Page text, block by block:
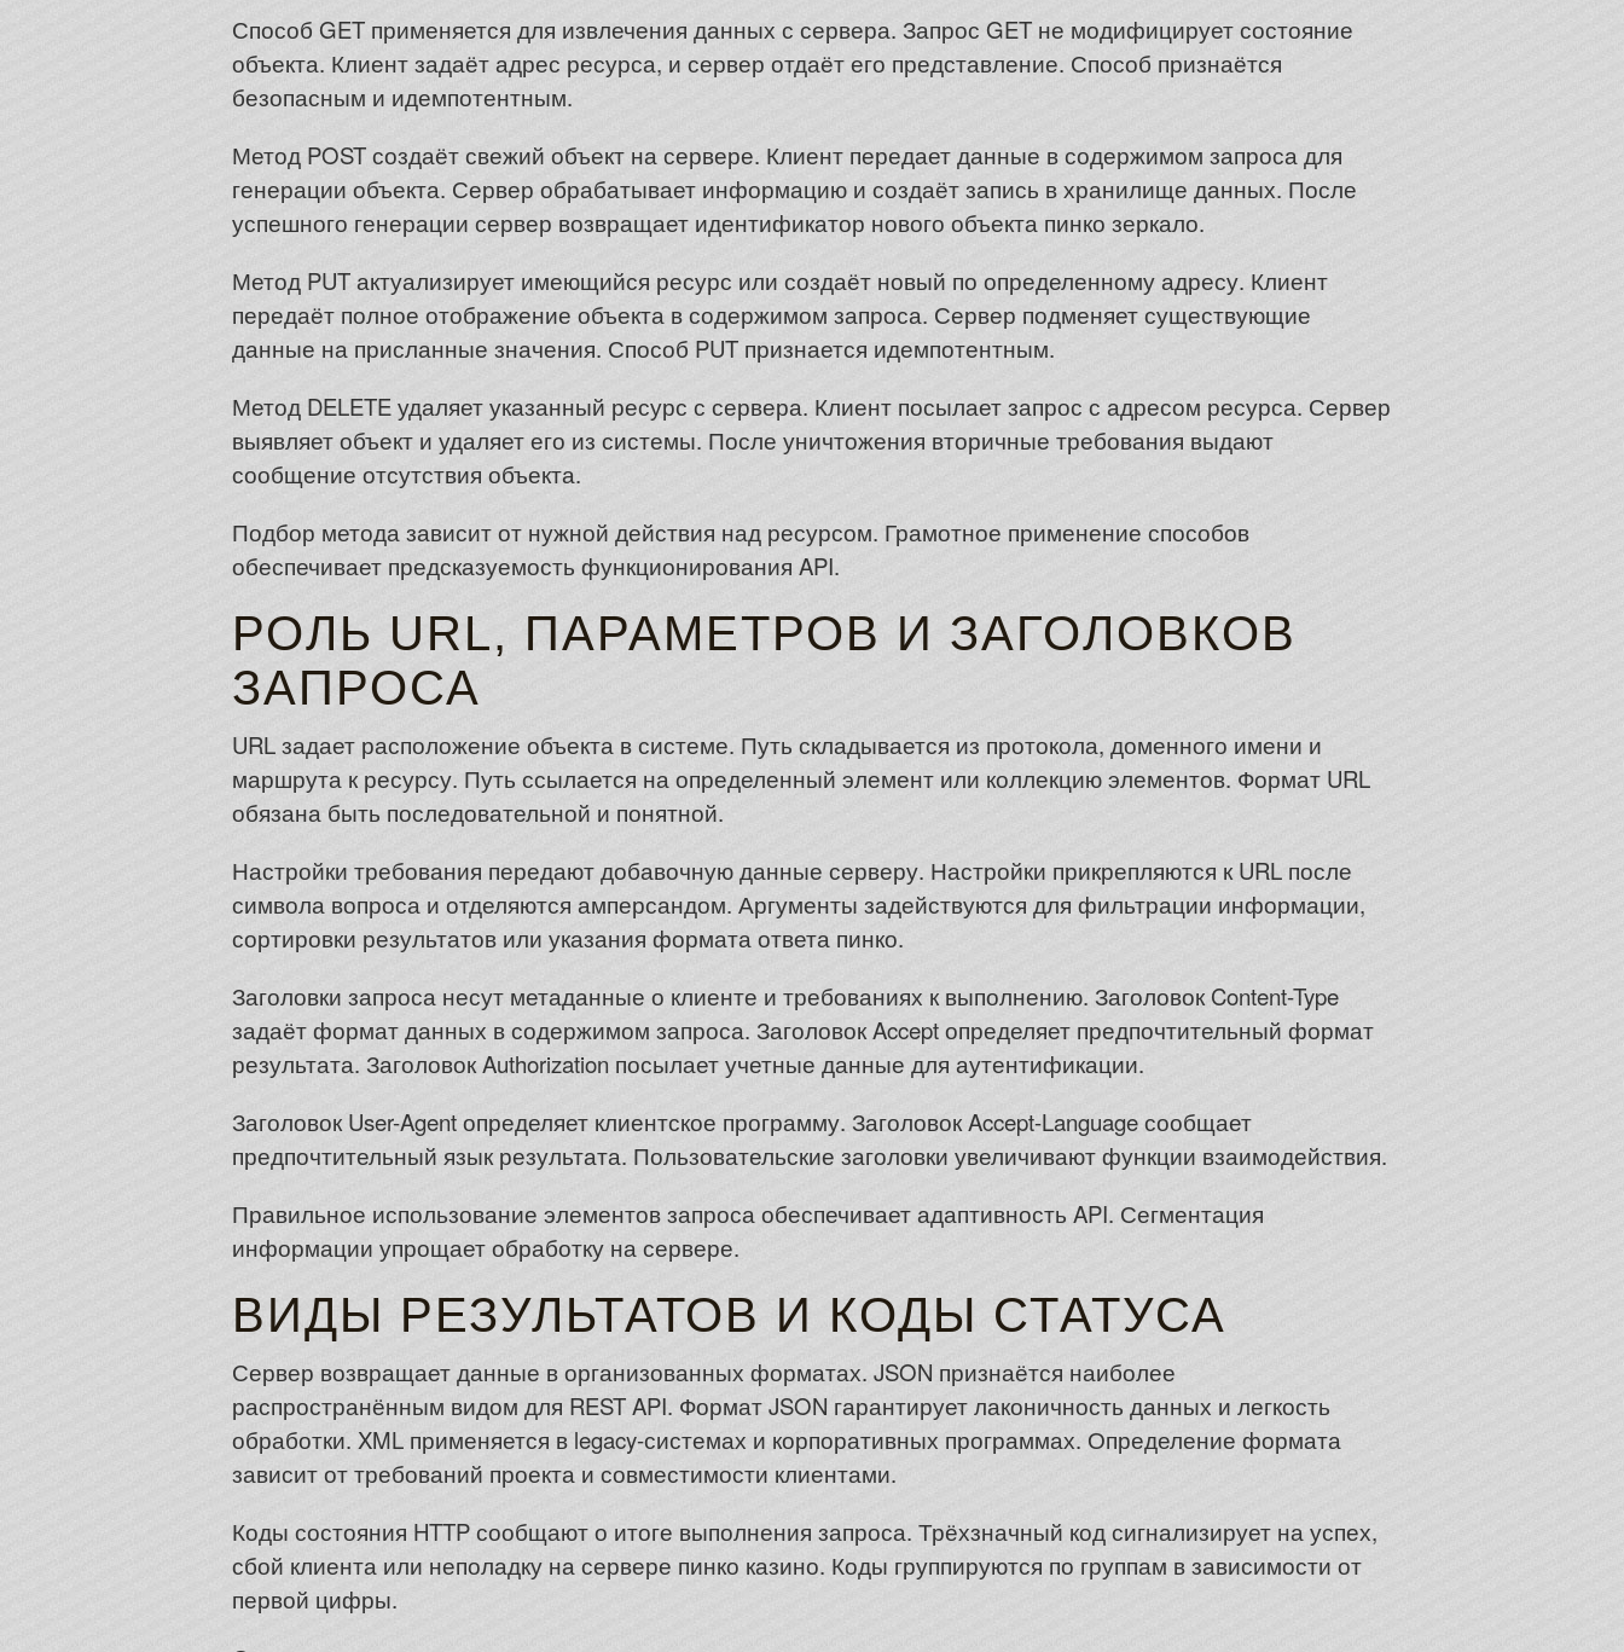
Способ GET применяется для извлечения данных с сервера. Запрос GET не модифицирует состояние
объекта. Клиент задаёт адрес ресурса, и сервер отдаёт его представление. Способ признаётся
безопасным и идемпотентным.
Метод POST создаёт свежий объект на сервере. Клиент передает данные в содержимом запроса для
генерации объекта. Сервер обрабатывает информацию и создаёт запись в хранилище данных. После
успешного генерации сервер возвращает идентификатор нового объекта пинко зеркало.
Метод PUT актуализирует имеющийся ресурс или создаёт новый по определенному адресу. Клиент
передаёт полное отображение объекта в содержимом запроса. Сервер подменяет существующие
данные на присланные значения. Способ PUT признается идемпотентным.
Метод DELETE удаляет указанный ресурс с сервера. Клиент посылает запрос с адресом ресурса. Сервер
выявляет объект и удаляет его из системы. После уничтожения вторичные требования выдают
сообщение отсутствия объекта.
Подбор метода зависит от нужной действия над ресурсом. Грамотное применение способов
обеспечивает предсказуемость функционирования API.
РОЛЬ URL, ПАРАМЕТРОВ И ЗАГОЛОВКОВ
ЗАПРОСА
URL задает расположение объекта в системе. Путь складывается из протокола, доменного имени и
маршрута к ресурсу. Путь ссылается на определенный элемент или коллекцию элементов. Формат URL
обязана быть последовательной и понятной.
Настройки требования передают добавочную данные серверу. Настройки прикрепляются к URL после
символа вопроса и отделяются амперсандом. Аргументы задействуются для фильтрации информации,
сортировки результатов или указания формата ответа пинко.
Заголовки запроса несут метаданные о клиенте и требованиях к выполнению. Заголовок Content-Type
задаёт формат данных в содержимом запроса. Заголовок Accept определяет предпочтительный формат
результата. Заголовок Authorization посылает учетные данные для аутентификации.
Заголовок User-Agent определяет клиентское программу. Заголовок Accept-Language сообщает
предпочтительный язык результата. Пользовательские заголовки увеличивают функции взаимодействия.
Правильное использование элементов запроса обеспечивает адаптивность API. Сегментация
информации упрощает обработку на сервере.
ВИДЫ РЕЗУЛЬТАТОВ И КОДЫ СТАТУСА
Сервер возвращает данные в организованных форматах. JSON признаётся наиболее
распространённым видом для REST API. Формат JSON гарантирует лаконичность данных и легкость
обработки. XML применяется в legacy-системах и корпоративных программах. Определение формата
зависит от требований проекта и совместимости клиентами.
Коды состояния HTTP сообщают о итоге выполнения запроса. Трёхзначный код сигнализирует на успех,
сбой клиента или неполадку на сервере пинко казино. Коды группируются по группам в зависимости от
первой цифры.